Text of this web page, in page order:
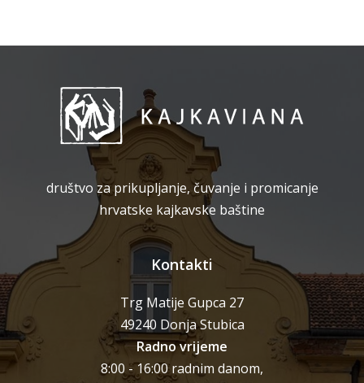
društvo za prikupljanje, čuvanje i promicanje
hrvatske kajkavske baštine
Kontakti
Trg Matije Gupca 27
49240 Donja Stubica
Radno vrijeme
8:00 - 16:00 radnim danom,